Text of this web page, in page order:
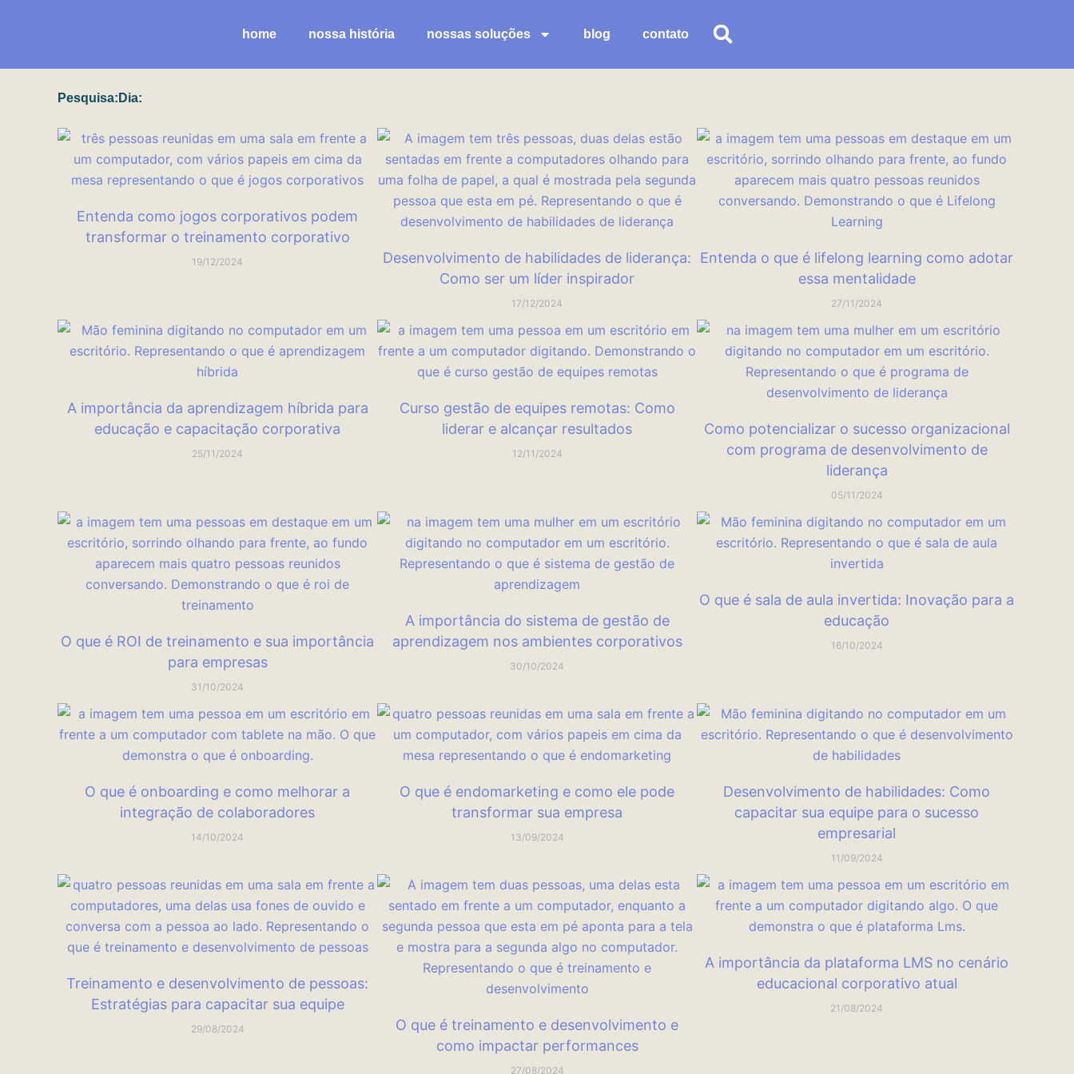
conteúdo
home nossa história nossas soluções blog contato
Pesquisa:Dia:
Entenda como jogos corporativos podem
transformar o treinamento corporativo
19/12/2024
Desenvolvimento de habilidades de liderança:
Como ser um líder inspirador
17/12/2024
Entenda o que é lifelong learning como adotar
essa mentalidade
27/11/2024
A importância da aprendizagem híbrida para
educação e capacitação corporativa
25/11/2024
Curso gestão de equipes remotas: Como
liderar e alcançar resultados
12/11/2024
Como potencializar o sucesso organizacional
com programa de desenvolvimento de
liderança
05/11/2024
O que é ROI de treinamento e sua importância
para empresas
31/10/2024
A importância do sistema de gestão de
aprendizagem nos ambientes corporativos
30/10/2024
O que é sala de aula invertida: Inovação para a
educação
16/10/2024
O que é onboarding e como melhorar a
integração de colaboradores
14/10/2024
O que é endomarketing e como ele pode
transformar sua empresa
13/09/2024
Desenvolvimento de habilidades: Como
capacitar sua equipe para o sucesso
empresarial
11/09/2024
Treinamento e desenvolvimento de pessoas:
Estratégias para capacitar sua equipe
29/08/2024
O que é treinamento e desenvolvimento e
como impactar performances
27/08/2024
A importância da plataforma LMS no cenário
educacional corporativo atual
21/08/2024
Página
Página
Página
Página
Página